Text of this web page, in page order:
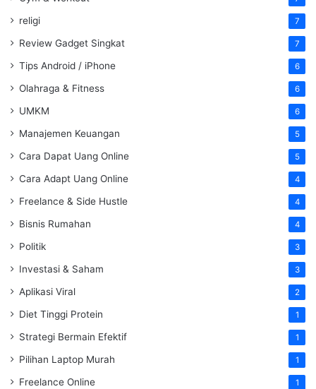
religi 7
Review Gadget Singkat 7
Tips Android / iPhone 6
Olahraga & Fitness 6
UMKM 6
Manajemen Keuangan 5
Cara Dapat Uang Online 5
Cara Adapt Uang Online 4
Freelance & Side Hustle 4
Bisnis Rumahan 4
Politik 3
Investasi & Saham 3
Aplikasi Viral 2
Diet Tinggi Protein 1
Strategi Bermain Efektif 1
Pilihan Laptop Murah 1
Freelance Online 1